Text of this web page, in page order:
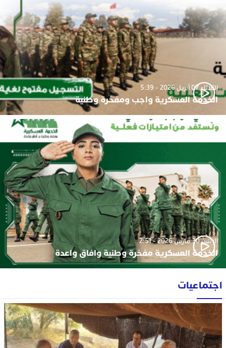
الثلاثاء 07 أبريل 2026 - 5:39
الخدمة العسكرية واجب ومفخرة وطنية
الإثنين 30 مارس 2026 - 2:51
الخدمة العسكرية مفخرة وطنية وافاق واعدة
اجتماعيات